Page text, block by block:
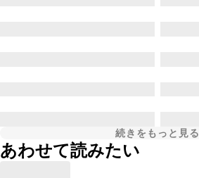
続きをもっと見る
あわせて読みたい